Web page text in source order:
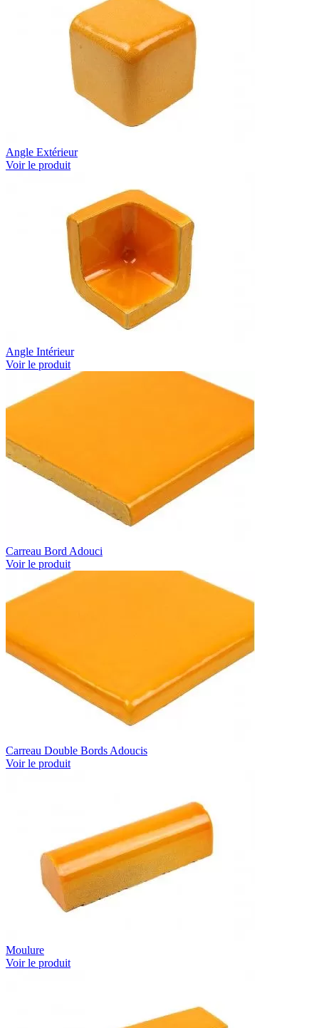
Angle Extérieur
Voir le produit
Angle Intérieur
Voir le produit
Carreau Bord Adouci
Voir le produit
Carreau Double Bords Adoucis
Voir le produit
Moulure
Voir le produit